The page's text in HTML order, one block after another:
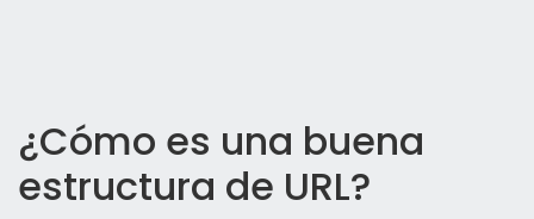
¿Cómo es una buena
estructura de URL?